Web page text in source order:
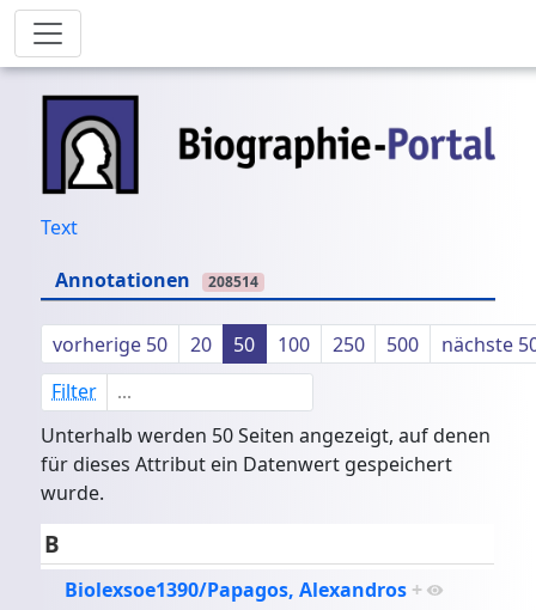
Text
Annotationen
208514
vorherige 50 20 50 100 250 500
nächste
Filter
Unterhalb werden 50 Seiten angezeigt, auf denen
für dieses Attribut ein Datenwert gespeichert
wurde.
B
Biolexsoe1390/Papagos, Alexandros +